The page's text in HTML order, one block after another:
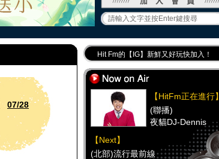
07/28
Hit Fm的【IG】新鮮又好玩快加入！
Hit Fm【FB臉書粉絲團】等你加入！
最專業《DJ推薦》好音樂千萬別錯過！
好康報報 最新優惠訊息都在這！
【HitFm正在進行】
(聯播)
夜貓DJ-Dennis
【Next】
(北部)流行最前線